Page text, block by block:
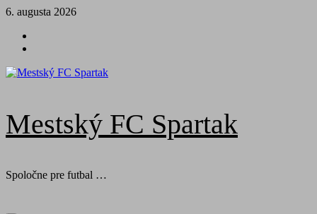
Skip
content
6. augusta 2026
Mestský FC Spartak
Spoločne pre futbal …